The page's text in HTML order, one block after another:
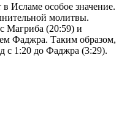
Исламе особое значение.
молитвы.
Магриба (20:59) и
Фаджра. Таким образом,
с 1:20 до Фаджра (3:29).